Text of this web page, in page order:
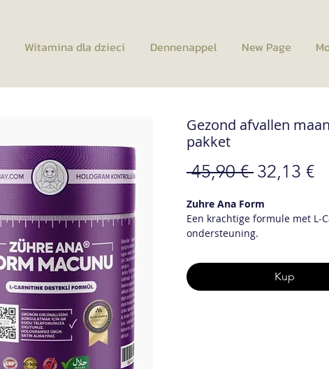
Witamina dla dzieci Dennenappel New Page
Gezond afvallen
pakket
45,90 € Regularna
32,13 €
Zuhre Ana Form
Een krachtige formule met L-
ondersteuning.
Rozemarijn, Heide,
Maïszijde, Wittedoorn, Artisjok,
carnitine (4,16%),
Kup